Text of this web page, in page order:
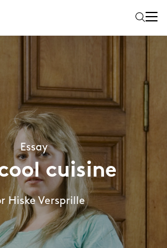
Essay
cuisine
Hiske Versprille